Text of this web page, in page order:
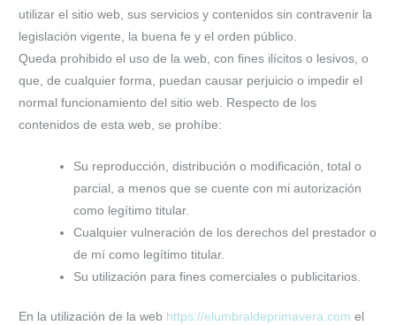
utilizar el sitio web, sus servicios y contenidos sin contravenir la
legislación vigente, la buena fe y el orden público.
Queda prohibido el uso de la web, con fines ilícitos o lesivos, o
que, de cualquier forma, puedan causar perjuicio o impedir el
normal funcionamiento del sitio web. Respecto de los
contenidos de esta web, se prohíbe:
Su reproducción, distribución o modificación, total o
parcial, a menos que se cuente con mi autorización
como legítimo titular.
Cualquier vulneración de los derechos del prestador o
de mí como legítimo titular.
Su utilización para fines comerciales o publicitarios.
En la utilización de la web https://elumbraldeprimavera.com el